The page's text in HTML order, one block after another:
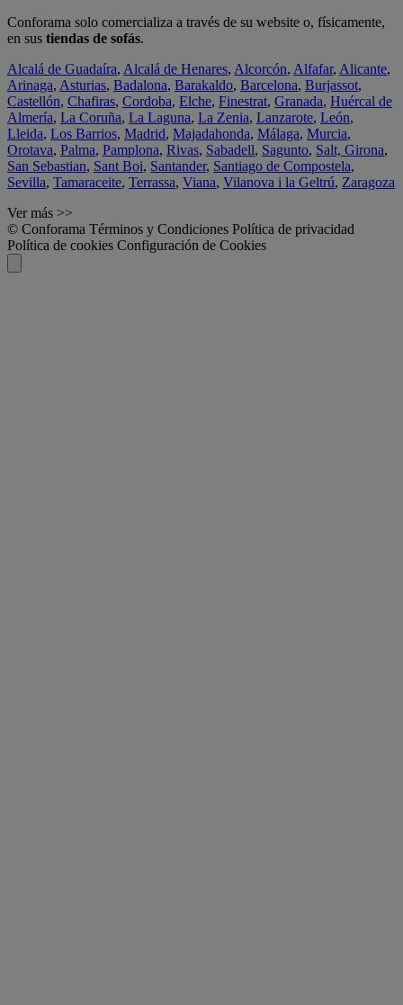
Conforama solo comercializa a través de su website o, físicamente,
en sus tiendas de sofás.
Alcalá de Guadaíra, Alcalá de Henares, Alcorcón, Alfafar, Alicante,
Arinaga, Asturias, Badalona, Barakaldo, Barcelona, Burjassot,
Castellón, Chafiras, Cordoba, Elche, Finestrat, Granada, Huércal de
Almería, La Coruña, La Laguna, La Zenia, Lanzarote, León,
Lleida, Los Barrios, Madrid, Majadahonda, Málaga, Murcia,
Orotava, Palma, Pamplona, Rivas, Sabadell, Sagunto, Salt, Girona,
San Sebastian, Sant Boi, Santander, Santiago de Compostela,
Sevilla, Tamaraceite, Terrassa, Viana, Vilanova i la Geltrú, Zaragoza
Ver más >>
© Conforama Términos y Condiciones Política de privacidad
Política de cookies Configuración de Cookies